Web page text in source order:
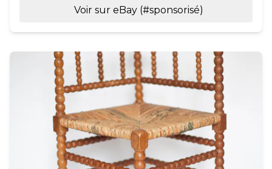
Voir sur eBay (#sponsorisé)